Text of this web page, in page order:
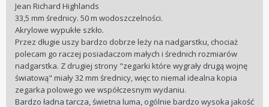
Jean Richard Highlands
33,5 mm średnicy. 50 m wodoszczelności.
Akrylowe wypukłe szkło.
Przez długie uszy bardzo dobrze leży na nadgarstku, chociaż
polecam go raczej posiadaczom małych i średnich rozmiarów
nadgarstka. Z drugiej strony "zegarki które wygrały drugą wojnę
światową" miały 32 mm średnicy, więc to niemal idealna kopia
zegarka polowego we współczesnym wydaniu.
Bardzo ładna tarcza, świetna luma, ogólnie bardzo wysoka jakość